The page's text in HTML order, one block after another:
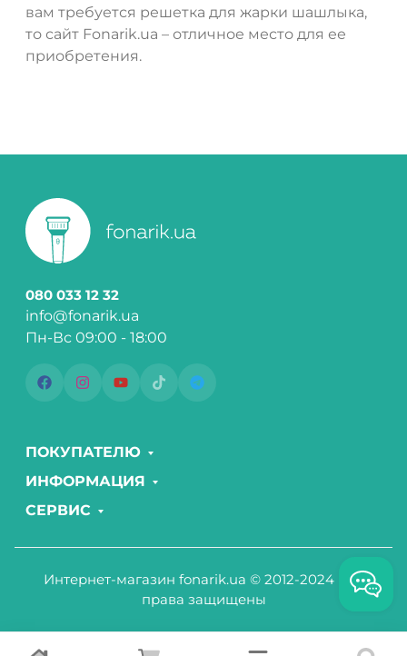
вам требуется решетка для жарки шашлыка,
то сайт Fonarik.ua – отличное место для ее
приобретения.
080 033 12 32
info@fonarik.ua
Пн-Вс 09:00 - 18:00
ПОКУПАТЕЛЮ
ИНФОРМАЦИЯ
СЕРВИС
Интернет-магазин fonarik.ua © 2012-2024 Все
права защищены